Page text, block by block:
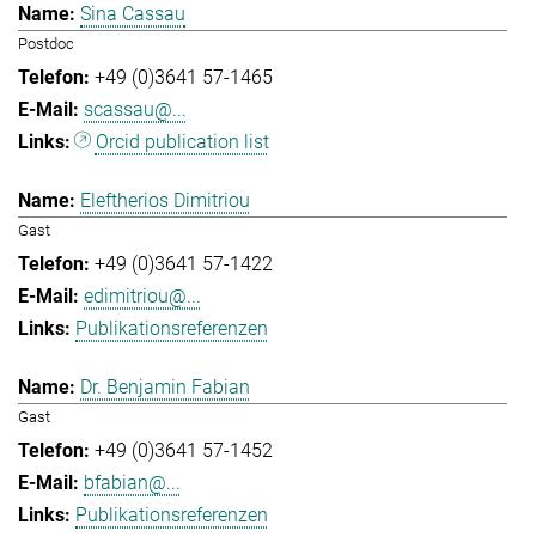
Sina Cassau
Postdoc
+49 (0)3641 57-1465
scassau@...
Orcid publication list
Eleftherios Dimitriou
Gast
+49 (0)3641 57-1422
edimitriou@...
Publikationsreferenzen
Dr. Benjamin Fabian
Gast
+49 (0)3641 57-1452
bfabian@...
Publikationsreferenzen